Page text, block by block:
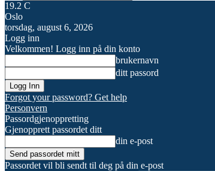
19.2 C
Oslo
torsdag, august 6, 2026
Logg inn
Velkommen! Logg inn på din konto
brukernavn
ditt passord
Forgot your password? Get help
Personvern
Passordgjenoppretting
Gjenopprett passordet ditt
din e-post
Passordet vil bli sendt til deg på din e-post